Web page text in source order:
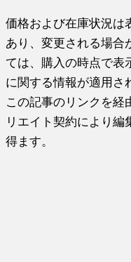
価格および在庫状況は
あり、変更される場合
ては、購入の時点で表
に関する情報が適用さ
この記事のリンクを経
リエイト契約により編
得ます。